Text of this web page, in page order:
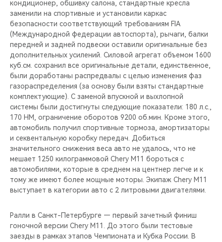
НАШИ МЕРОПРИЯТИЯ
ВИДЕООБЗОРЫ
CHERY ДЛЯ ДЕТЕЙ
кондиционер, обшивку салона, стандартные кресла
заменили на спортивные и установили каркас
безопасности соответствующий требованиям FIA
(Международной федерации автоспорта), рычаги, балки
передней и задней подвески оставили оригинальные без
дополнительных усилений. Силовой агрегат объемом 1600
куб.см. сохранил все оригинальные детали, единственное,
были доработаны распредвалы с целью изменения фаз
газораспределения (за основу были взяты стандартные
комплектующие). С заменой впускной и выхлопной
системы были достигнуты следующие показатели: 180 л.с.,
170 НМ, ограничение оборотов 9200 об.мин. Кроме этого,
автомобиль получил спортивные тормоза, амортизаторы
и секвентальную коробку передач. Добиться
значительного снижения веса авто не удалось, что не
мешает 1250 килограммовой Chery M11 бороться с
автомобилями, которые в среднем на центнер легче и к
тому же имеют более мощные моторы. Экипаж Chery M11
выступает в категории авто с 2 литровыми двигателями.
Ралли в Санкт-Петербурге — первый зачетный финиш
гоночной версии Chery M11. До этого были тестовые
заезды в рамках этапов Чемпионата и Кубка России. В